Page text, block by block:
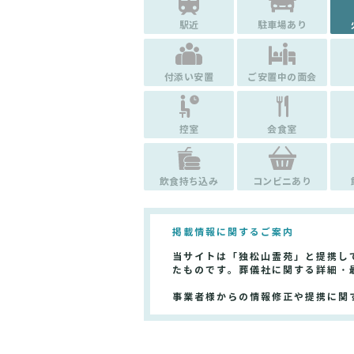
駅近 駐車場あり
付添い安置 ご安置中の面会
控室 会食室
飲食持ち込み コンビニあり
掲載情報に関するご案内
当サイトは「独松山霊苑」と提携
たものです。葬儀社に関する詳細
事業者様からの情報修正や提携に